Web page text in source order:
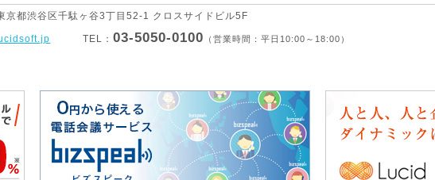
京都渋谷区千駄ヶ谷3丁目52-1 クロスサイドビル5F
TEL：03-5050-0100 （営業時間：平日10:00～18:00）